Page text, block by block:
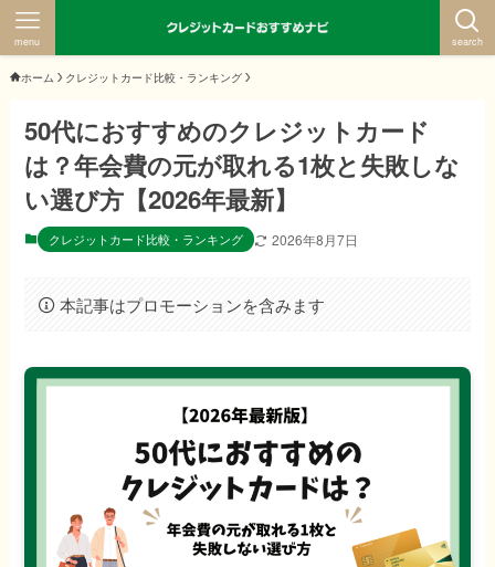
search
menu
ホーム クレジットカード比較・ランキング
50代におすすめのクレジットカード
は？年会費の元が取れる1枚と失敗しな
い選び方【2026年最新】
クレジットカード比較・ランキング 2026年8月7日
本記事はプロモーションを含みます